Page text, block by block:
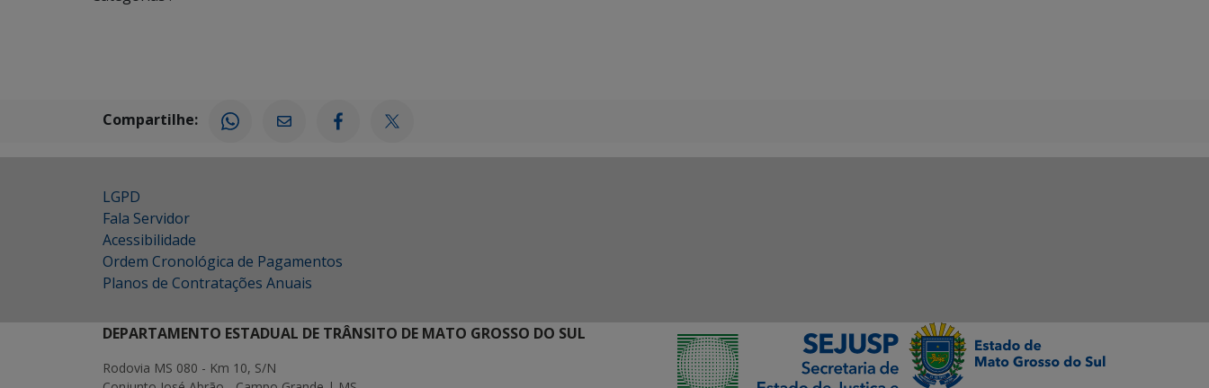
Compartilhe:
LGPD
Fala Servidor
Acessibilidade
Ordem Cronológica de Pagamentos
Planos de Contratações Anuais
DEPARTAMENTO ESTADUAL DE TRÂNSITO DE MATO GROSSO DO SUL
Rodovia MS 080 - Km 10, S/N